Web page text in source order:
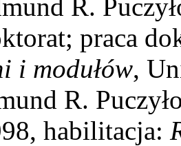
R.
praca
i modułów,
R.
habilitacja: